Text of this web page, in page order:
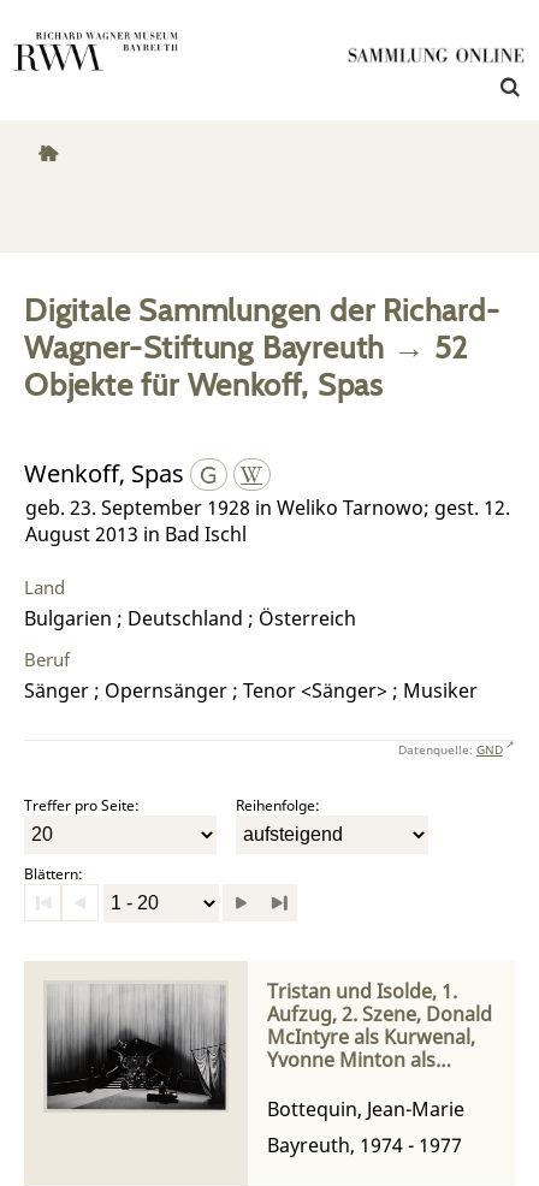
Digitale Sammlungen der Richard-
Wagner-Stiftung Bayreuth → 52
Objektefür Wenkoff, Spas
Wenkoff, Spas
geb. 23. September 1928 in Weliko Tarnowo; gest. 12.
August 2013 in Bad Ischl
Land
Bulgarien ; Deutschland ; Österreich
Beruf
Sänger ; Opernsänger ; Tenor <Sänger> ; Musiker
Datenquelle: GND
Treffer pro Seite: Reihenfolge:
Blättern:
Tristan und Isolde, 1.
Aufzug, 2. Szene, Donald
McIntyre als Kurwenal,
Yvonne Minton als
Ligendza als Isolde
Bottequin, Jean-Marie
Bayreuth, 1974 - 1977